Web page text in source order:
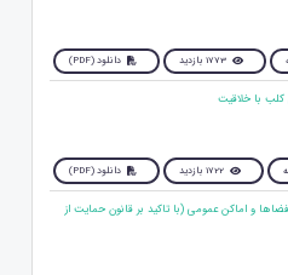
1773 بازدید دانلود (PDF)
1722 بازدید دانلود (PDF)
و اماکن عمومی (با تاکید بر قانون حمایت از